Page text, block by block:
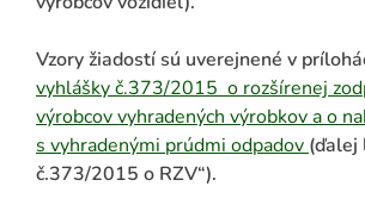
Vzory žiadostí sú uverejnené v
vyhlášky č.373/2015 o rozšírenej
výrobcov vyhradených výrobkov a o
s vyhradenými prúdmi odpadov (ďalej
č.373/2015 o RZV“).